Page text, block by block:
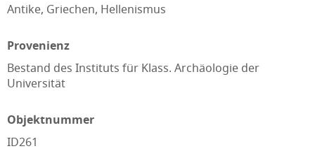
Antike, Griechen, Hellenismus
Provenienz
Bestand des Instituts für Klass. Archäologie der
Universität
Objektnummer
ID261